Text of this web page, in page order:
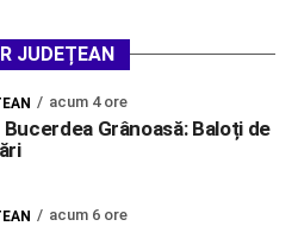
JUDEȚEAN
acum 4 ore
Grânoasă: Baloți de
acum 6 ore